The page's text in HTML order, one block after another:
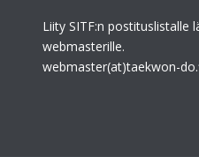
Liity SITF:n postituslistalle
webmasterille.
webmaster(at)taekwon-